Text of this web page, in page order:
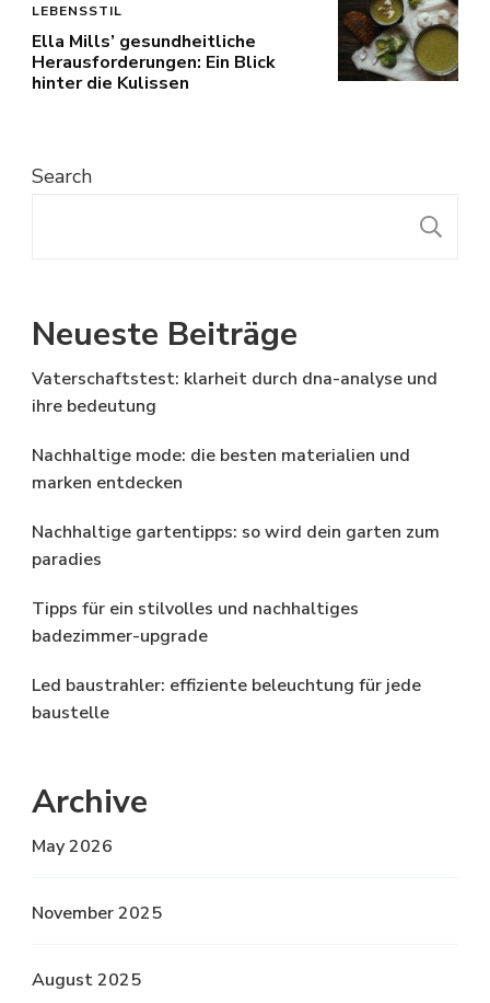
LEBENSSTIL
Ella Mills’ gesundheitliche
Herausforderungen: Ein Blick
hinter die Kulissen
Search
Neueste Beiträge
Vaterschaftstest: klarheit durch dna-analyse und
ihre bedeutung
Nachhaltige mode: die besten materialien und
marken entdecken
Nachhaltige gartentipps: so wird dein garten zum
paradies
Tipps für ein stilvolles und nachhaltiges
badezimmer-upgrade
Led baustrahler: effiziente beleuchtung für jede
baustelle
Archive
May 2026
November 2025
August 2025